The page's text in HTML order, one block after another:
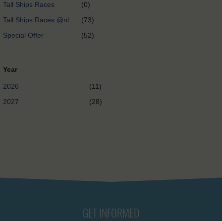
Tall Ships Races
(0)
Tall Ships Races @nl
(73)
Special Offer
(52)
Year
2026
(11)
2027
(28)
GET INFORMED